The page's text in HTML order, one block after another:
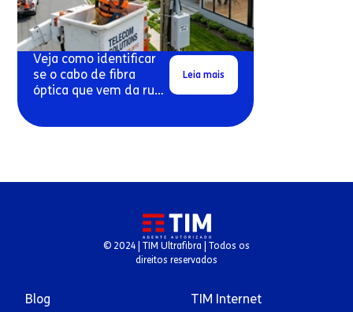
Veja como identificar
se o cabo de fibra
óptica que vem da rua
Leia mais
© 2024 | TIM Ultrafibra | Todos os
direitos reservados
Blog TIM Internet